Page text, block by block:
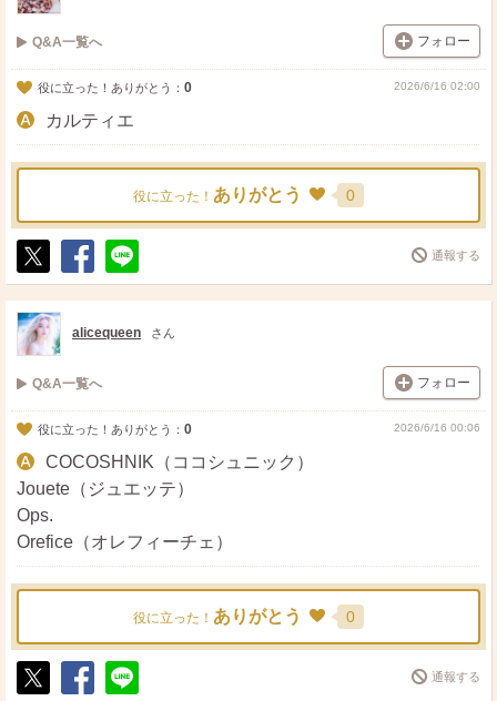
Q&A一覧へ フォロー
役に立った！ありがとう： 0 2026/6/16 02:00
カルティエ
役に立った！ ありがとう 0
ポ
ス
ト
シ
ェ
送
る
通報する
alicequeen さん
Q&A一覧へ フォロー
役に立った！ありがとう： 0 2026/6/16 00:06
COCOSHNIK（ココシュニック）
Jouete（ジュエッテ）
Ops.
Orefice（オレフィーチェ）
役に立った！ ありがとう 0
通報する